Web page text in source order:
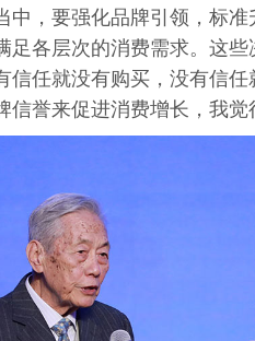
中，要强化品牌引领，标
足各层次的消费需求。这
信任就没有购买，没有信
信誉来促进消费增长，我